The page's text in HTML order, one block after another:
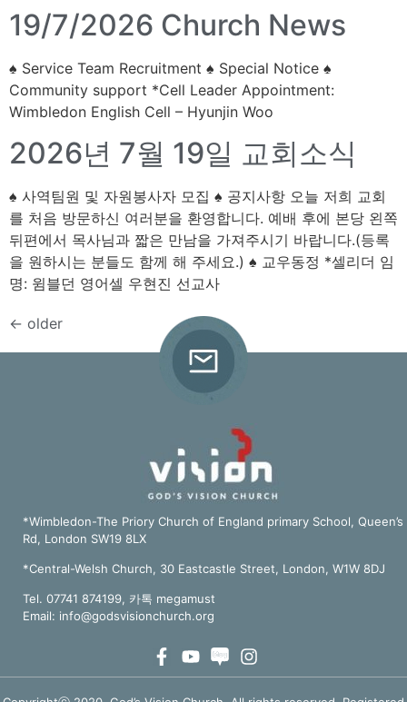
19/7/2026 Church News
♠ Service Team Recruitment ♠ Special Notice ♠
Community support *Cell Leader Appointment:
Wimbledon English Cell – Hyunjin Woo
2026년 7월 19일 교회소식
♠ 사역팀원 및 자원봉사자 모집 ♠ 공지사항 오늘 저희 교회
를 처음 방문하신 여러분을 환영합니다. 예배 후에 본당 왼쪽
뒤편에서 목사님과 짧은 만남을 가져주시기 바랍니다.(등록
을 원하시는 분들도 함께 해 주세요.) ♠ 교우동정 *셀리더 임
명: 윔블던 영어셀 우현진 선교사
← older
*Wimbledon-The Priory Church of England primary School, Queen’s
Rd, London SW19 8LX
*Central-Welsh Church, 30 Eastcastle Street, London, W1W 8DJ
Tel. 07741 874199, 카톡 megamust
Email: info@godsvisionchurch.org